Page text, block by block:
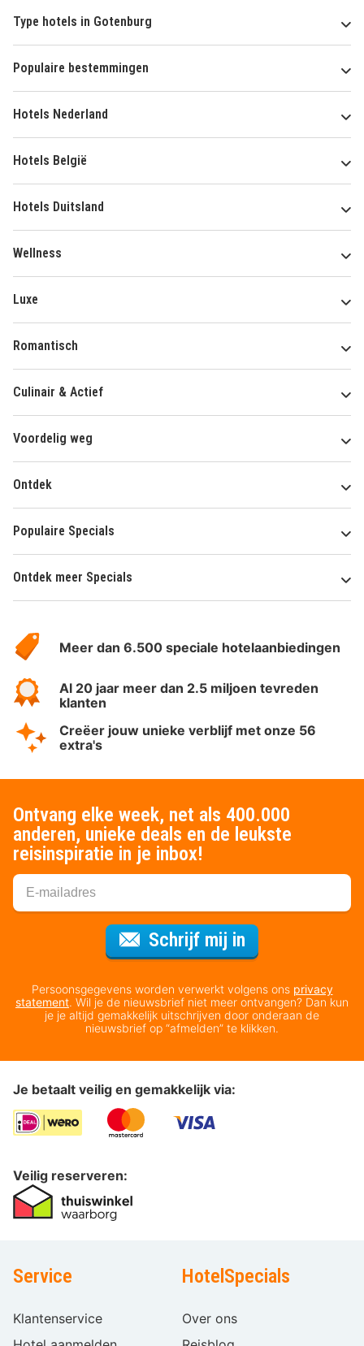
Type hotels in Gotenburg
Populaire bestemmingen
Hotels Nederland
Hotels België
Hotels Duitsland
Wellness
Luxe
Romantisch
Culinair & Actief
Voordelig weg
Ontdek
Populaire Specials
Ontdek meer Specials
HotelSpecials
Meer dan 6.500 speciale hotelaanbiedingen
Al 20 jaar meer dan 2.5 miljoen tevreden
klanten
Creëer jouw unieke verblijf met onze 56
extra's
Ontvang elke week, net als 400.000
anderen, unieke deals en de leukste
reisinspiratie in je inbox!
Schrijf mij in
Persoonsgegevens worden verwerkt volgens ons privacy
statement. Wil je de nieuwsbrief niet meer ontvangen? Dan kun
je je altijd gemakkelijk uitschrijven door onderaan de
nieuwsbrief op “afmelden” te klikken.
Je betaalt veilig en gemakkelijk via:
Veilig reserveren:
Service
Klantenservice
HotelSpecials
Over ons